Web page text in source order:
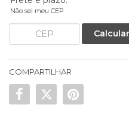
Não sei meu CEP
Calcular
COMPARTILHAR